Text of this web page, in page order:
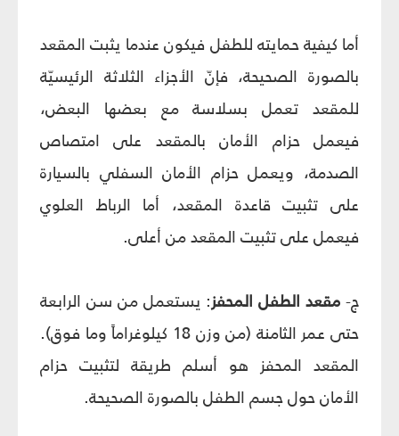
أما كيفية حمايته للطفل فيكون عندما يثبت المقعد
بالصورة الصحيحة، فإنّ الأجزاء الثلاثة الرئيسيّة
للمقعد تعمل بسلاسة مع بعضها البعض،
فيعمل حزام الأمان بالمقعد على امتصاص
الصدمة، ويعمل حزام الأمان السفلي بالسيارة
على تثبيت قاعدة المقعد، أما الرباط العلوي
فيعمل على تثبيت المقعد من أعلى.
ج- مقعد الطفل المحفز: يستعمل من سن الرابعة
حتى عمر الثامنة (من وزن 18 كيلوغراماً وما فوق).
المقعد المحفز هو أسلم طريقة لتثبيت حزام
الأمان حول جسم الطفل بالصورة الصحيحة.